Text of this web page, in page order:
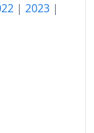
| 2023 |